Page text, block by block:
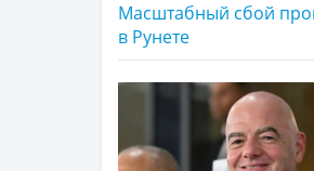
Масштабный сбой
в Рунете